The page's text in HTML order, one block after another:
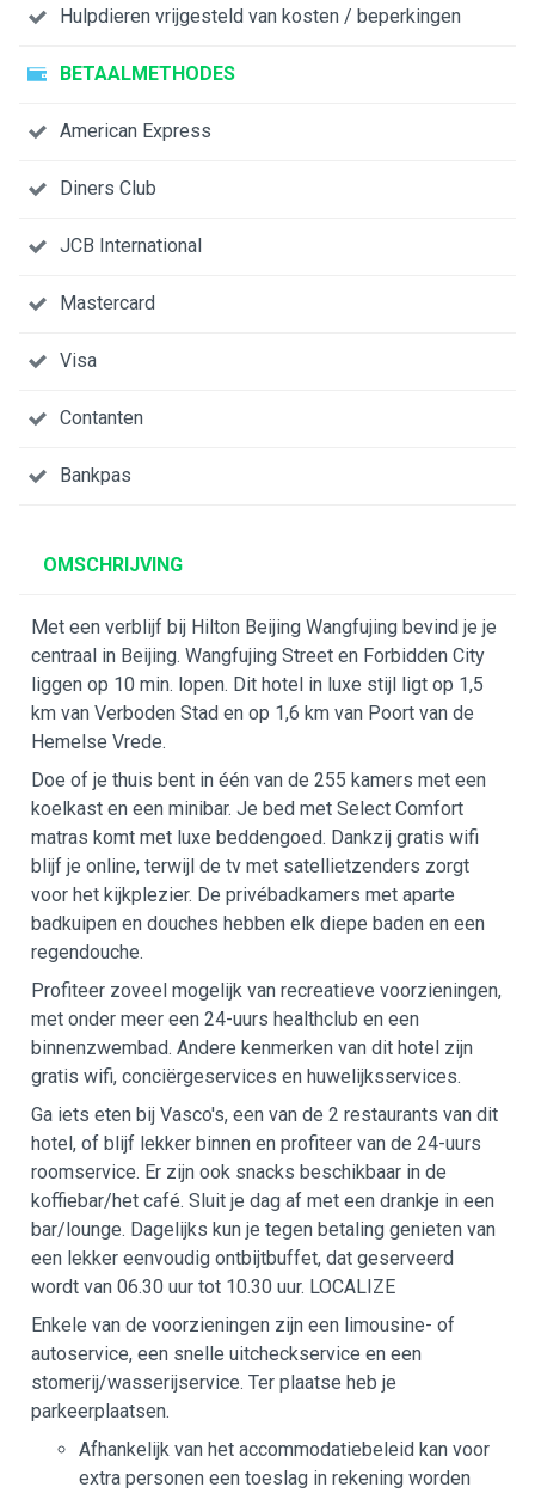
Hulpdieren vrijgesteld van kosten / beperkingen
BETAALMETHODES
American Express
Diners Club
JCB International
Mastercard
Visa
Contanten
Bankpas
OMSCHRIJVING
Met een verblijf bij Hilton Beijing Wangfujing bevind je je
centraal in Beijing. Wangfujing Street en Forbidden City
liggen op 10 min. lopen. Dit hotel in luxe stijl ligt op 1,5
km van Verboden Stad en op 1,6 km van Poort van de
Hemelse Vrede.
Doe of je thuis bent in één van de 255 kamers met een
koelkast en een minibar. Je bed met Select Comfort
matras komt met luxe beddengoed. Dankzij gratis wifi
blijf je online, terwijl de tv met satellietzenders zorgt
voor het kijkplezier. De privébadkamers met aparte
badkuipen en douches hebben elk diepe baden en een
regendouche.
Profiteer zoveel mogelijk van recreatieve voorzieningen,
met onder meer een 24-uurs healthclub en een
binnenzwembad. Andere kenmerken van dit hotel zijn
gratis wifi, conciërgeservices en huwelijksservices.
Ga iets eten bij Vasco's, een van de 2 restaurants van dit
hotel, of blijf lekker binnen en profiteer van de 24-uurs
roomservice. Er zijn ook snacks beschikbaar in de
koffiebar/het café. Sluit je dag af met een drankje in een
bar/lounge. Dagelijks kun je tegen betaling genieten van
een lekker eenvoudig ontbijtbuffet, dat geserveerd
wordt van 06.30 uur tot 10.30 uur. LOCALIZE
Enkele van de voorzieningen zijn een limousine- of
autoservice, een snelle uitcheckservice en een
stomerij/wasserijservice. Ter plaatse heb je
parkeerplaatsen.
Afhankelijk van het accommodatiebeleid kan voor
extra personen een toeslag in rekening worden